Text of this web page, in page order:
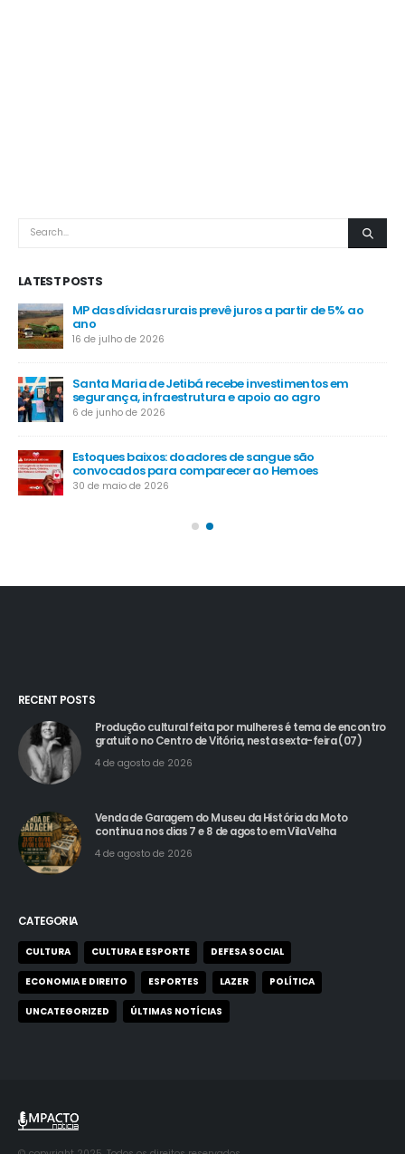
LATEST POSTS
MP das dívidas rurais prevê juros a partir de 5% ao
ano
16 de julho de 2026
Santa Maria de Jetibá recebe investimentos em
segurança, infraestrutura e apoio ao agro
6 de junho de 2026
Estoques baixos: doadores de sangue são
convocados para comparecer ao Hemoes
30 de maio de 2026
RECENT POSTS
Produção cultural feita por mulheres é tema de encontro
gratuito no Centro de Vitória, nesta sexta-feira (07)
4 de agosto de 2026
Venda de Garagem do Museu da História da Moto
continua nos dias 7 e 8 de agosto em Vila Velha
4 de agosto de 2026
CATEGORIA
CULTURA CULTURA E ESPORTE DEFESA SOCIAL
ECONOMIA E DIREITO ESPORTES LAZER POLÍTICA
UNCATEGORIZED ÚLTIMAS NOTÍCIAS